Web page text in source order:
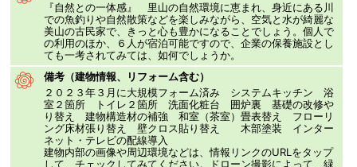
『自然との一体感』 里山の自然環境に恵まれ、身近にある川
での魚釣りや自然散策などを楽しみながら、空気と水が綺麗な
美山の古民家で、きっと心も豊かになることでしょう。個人で
の利用のほか、６人が宿泊可能ですので、企業の保養施設とし
ても一考されてみては、如何でしょうか。
備考（建物情報、リフォーム含む）
２０２３年３月に大規模フォーム済み システムキッチン 浴
室２箇所 トイレ２箇所 洗面化粧台 囲炉裏 基礎の改修や
り替え 建物構造材の補強 和室（茶室）畳表替え フローリ
ング床材張り替え 壁クロス貼り替え 木部塗装 インター
ネット・テレビの配線導入
建物内部の画像や周辺環境などは、情報リンクのURLをタップ
して、チェックしてみてください。ドローン撮影によって、緑